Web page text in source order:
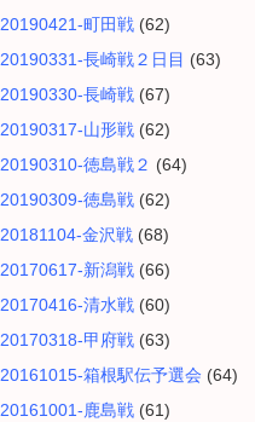
20190421-町田戦 (62)
20190331-長崎戦２日目 (63)
20190330-長崎戦 (67)
20190317-山形戦 (62)
20190310-徳島戦２ (64)
20190309-徳島戦 (62)
20181104-金沢戦 (68)
20170617-新潟戦 (66)
20170416-清水戦 (60)
20170318-甲府戦 (63)
20161015-箱根駅伝予選会 (64)
20161001-鹿島戦 (61)